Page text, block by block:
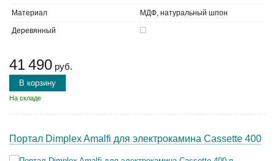
Материал МДФ, натуральный шпон
Деревянный
41 490 руб.
В корзину
На складе
Портал Dimplex Amalfi для электрокамина Cassette 400